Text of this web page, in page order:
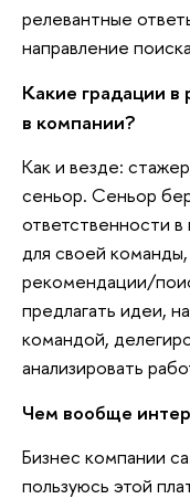
релевантные
направление
Какие градации в
в компании?
Как и везде:
сеньор. Сеньор
ответственности
для своей команды,
рекомендации/
предлагать идеи,
командой,
анализировать
Чем вообще
Бизнес компании
пользуюсь этой